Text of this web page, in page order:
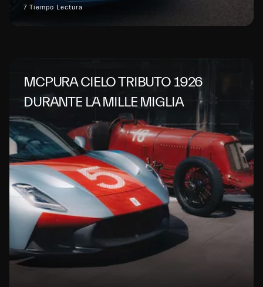
7 Tiempo Lectura
MCPURA CIELO TRIBUTO 1926
DURANTE LA MILLE MIGLIA